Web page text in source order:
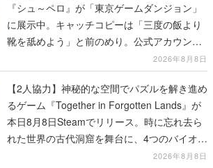
『シュ～ペロ』が「東京ゲームダンジョン」
に展示中。キャッチコピーは「三度の飯より
靴を舐めよう」と前のめり。公式アカウント
も開設され、2026年リリースに向けて開発中
2026年8月8日
【2人協力】神秘的な空間でパズルを解き進め
るゲーム『Together in Forgotten Lands』が
本日8月8日Steamでリリース。時に忘れ去ら
れた世界の古代洞窟を舞台に、4つのバイオー
2026年8月8日